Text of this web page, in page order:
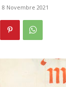
8 Novembre 2021